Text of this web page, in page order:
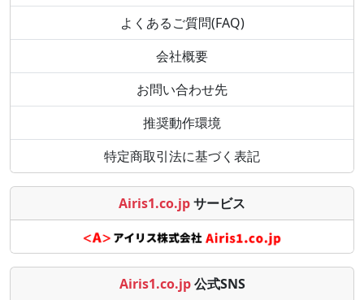
よくあるご質問(FAQ)
会社概要
お問い合わせ先
推奨動作環境
特定商取引法に基づく表記
Airis1.co.jpサービス
Airis1.co.jp 公式SNS